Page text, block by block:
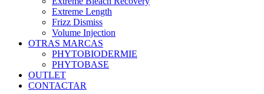
Extreme Length
Frizz Dismiss
Volume Injection
OTRAS MARCAS
PHYTOBIODERMIE
PHYTOBASE
OUTLET
CONTACTAR